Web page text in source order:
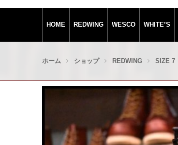
HOME REDWING WESCO WHITE’S
ホーム ショップ REDWING SIZE 7